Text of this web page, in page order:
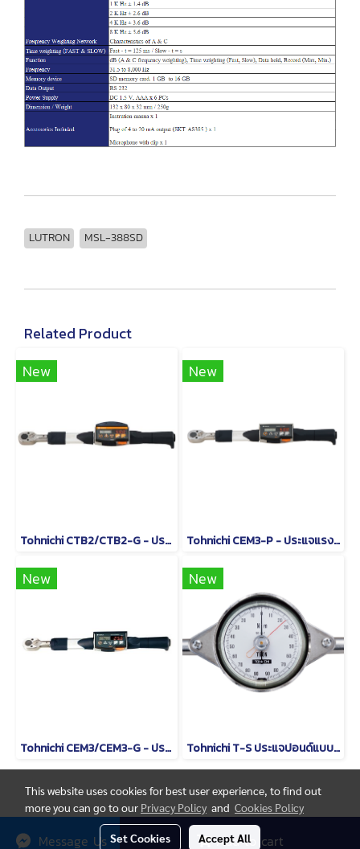
Add to cart
Message Us
LUTRON MSL-388SD
Related Product
New
Tohnichi CTB2/CTB2-G - ประแจปอนด์แบบดิจิทัล
New
Tohnichi CEM3-P - ประแจแรงบิดดิจิตอลชนิดหัวเปลี่ยนได้
New
Tohnichi CEM3/CEM3-G - ประแจวัดแรงบิดแบบอ่านค่าโดยตรง
New
Tohnichi T-S ประแจปอนด์แบบหน้าปัดชนิดด้ามจับรูปตัว T
© Copyright thaimetrology.com 2026. All Rights Reserved.
This website uses cookies for best user experience, to find out
more you can go to our Privacy Policy and Cookies Policy
Set Cookies Accept All